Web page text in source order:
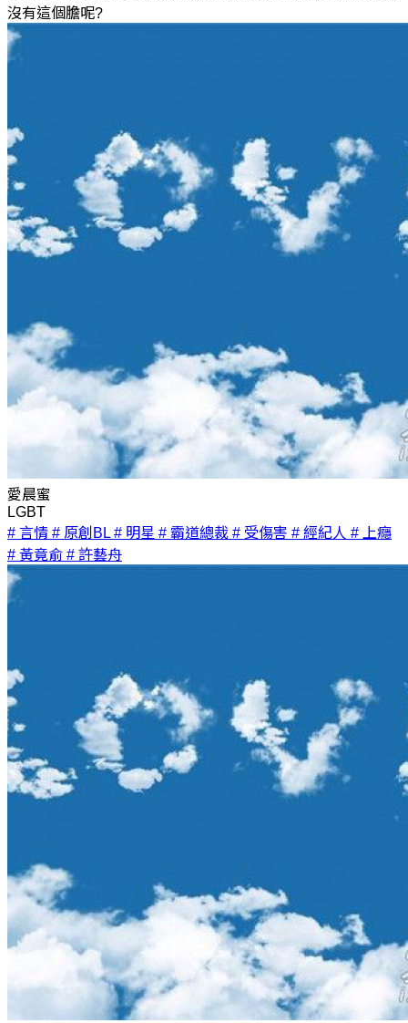
沒有這個膽呢?
愛晨蜜
LGBT
# 言情 # 原創BL # 明星 # 霸道總裁 # 受傷害 # 經紀人 # 上癮
# 黃竟俞 # 許藝舟